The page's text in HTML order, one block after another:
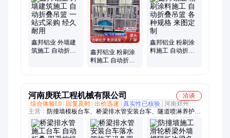
异形工具箱、花纹板工具箱、带锁自动工具箱、便面无划痕工具
箱、双轮挡泥罩、铝合金挡泥罩、铝合金挡泥板、带孔铝盘、氧
化铝盘、焊接铝盘、冲孔鳄鱼嘴铝板、凹凸性鳄鱼嘴铝板
鑫邦铝业 外墙建
筑施工 自动折叠
鑫邦铝业 粉刷涂
料施工 自动折叠
鑫邦铝业 粉刷涂
料施工 自动折叠
河南庚联工程机械有限公司
洽谈
综合体验L0
回复及时 出价迅速 真实性已核验 河南郑州
主营： 防撞墙模板台车、桥梁排水管安装台车、隧道喷淋养护台
车、桥梁外侧施工台车、桥梁底部施工吊篮、湿接缝施工吊篮、
桥梁盖梁二次张拉台车、梁场喷淋养护台车、防撞墙维修挂笼